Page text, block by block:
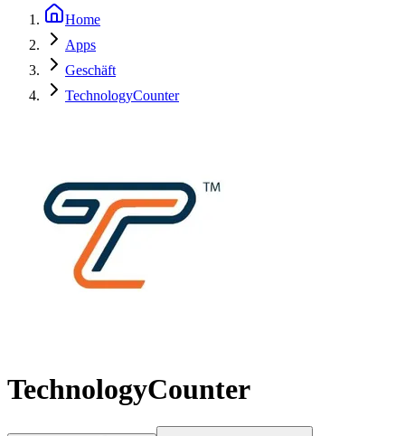
Home
Apps
Geschäft
TechnologyCounter
TechnologyCounter